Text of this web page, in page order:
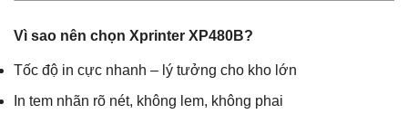
Vì sao nên chọn Xprinter XP480B?
Tốc độ in cực nhanh – lý tưởng cho kho lớn
In tem nhãn rõ nét, không lem, không phai